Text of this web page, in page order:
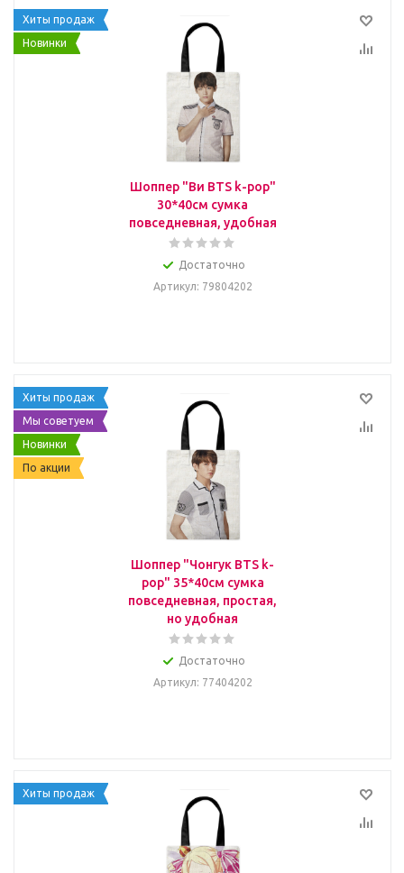
Хиты продаж
Новинки
Шоппер "Ви BTS k-pop"
30*40см сумка
повседневная, удобная
Достаточно
Артикул: 79804202
Хиты продаж
Мы советуем
Новинки
По акции
Шоппер "Чонгук BTS k-
pop" 35*40см сумка
повседневная, простая,
но удобная
Достаточно
Артикул: 77404202
Хиты продаж